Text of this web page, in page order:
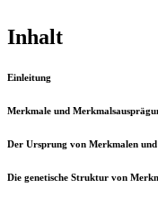
Inhalt
Einleitung
Merkmale und
Der Ursprung von Merkmalen
Die genetische Struktur von